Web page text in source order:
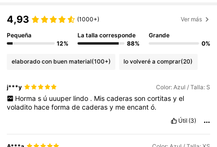
4,93 (1000+) Ver más
Pequeña
12%
La talla corresponde
88%
Grande
0%
elaborado con buen material(100+) lo volveré a comprar(20)
j***y Color: Azul / Talla: S
Horma s ú uuuper lindo . Mis caderas son cortitas y el
voladito haceformadecaderasy meencantó.
Útil (3)